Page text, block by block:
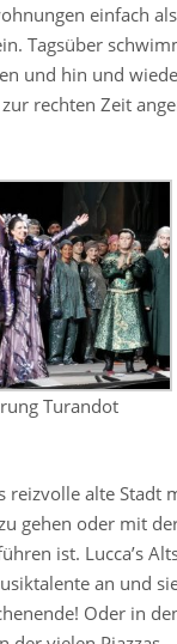
einfach
Tagsüber
und hin und
rechten Zeit
Turandot
alte Stadt
gehen oder mit
ist. Lucca’s
an und
Oder in